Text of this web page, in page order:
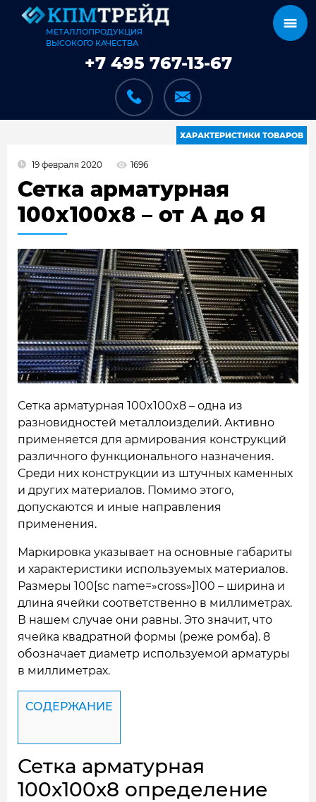
МЕТАЛЛОПРОДУКЦИЯ
ВЫСОКОГО КАЧЕСТВА
+7 495 767-13-67
КАРКАСЫ
КАК МЫ РАБОТАЕМ
ДОСТАВКА И ОПЛАТА
НАШИ ОБЪЕКТЫ
ОТЗЫВЫ
О НАС
БЛОГ
КОНТАКТЫ
ХАРАКТЕРИСТИКИ ТОВАРОВ
19 февраля 2020 1696
Сетка арматурная
100x100x8 – от А до Я
Сетка арматурная 100x100x8 – одна из
разновидностей металлоизделий. Активно
применяется для армирования конструкций
различного функционального назначения.
Среди них конструкции из штучных каменных
и других материалов. Помимо этого,
допускаются и иные направления
применения.
Маркировка указывает на основные габариты
и характеристики используемых материалов.
Размеры 100[sc name=»cross»]100 – ширина и
длина ячейки соответственно в миллиметрах.
В нашем случае они равны. Это значит, что
ячейка квадратной формы (реже ромба). 8
обозначает диаметр используемой арматуры
в миллиметрах.
СОДЕРЖАНИЕ
Сетка арматурная
100x100x8 определение